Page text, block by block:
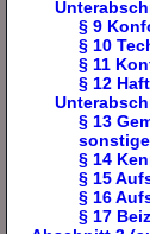
§ 9
§ 10
§ 11
§ 12
§ 13
§ 14
§ 15
§ 16
§ 17